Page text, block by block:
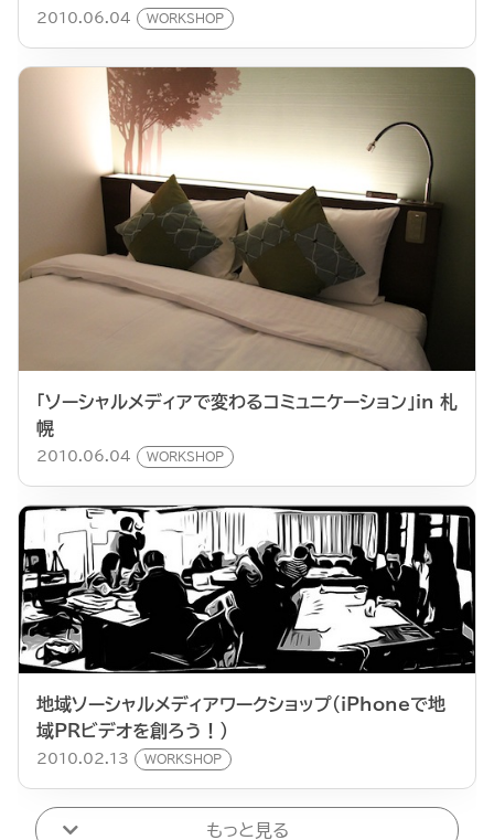
2010.06.04 WORKSHOP
「ソーシャルメディアで変わるコミュニケーション」in 札
幌
2010.06.04 WORKSHOP
地域ソーシャルメディアワークショップ（iPhoneで地
域PRビデオを創ろう！）
2010.02.13 WORKSHOP
もっと見る